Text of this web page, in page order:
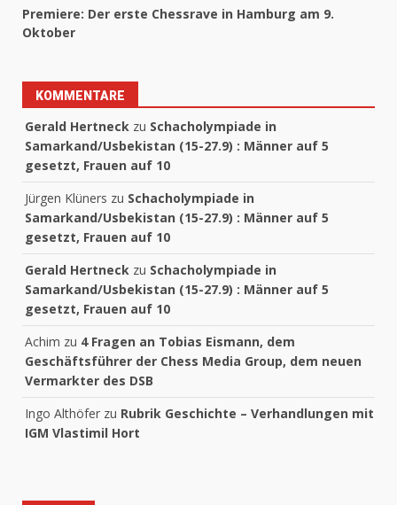
Premiere: Der erste Chessrave in Hamburg am 9.
Oktober
KOMMENTARE
Gerald Hertneck zu Schacholympiade in
Samarkand/Usbekistan (15-27.9) : Männer auf 5
gesetzt, Frauen auf 10
Jürgen Klüners zu Schacholympiade in
Samarkand/Usbekistan (15-27.9) : Männer auf 5
gesetzt, Frauen auf 10
Gerald Hertneck zu Schacholympiade in
Samarkand/Usbekistan (15-27.9) : Männer auf 5
gesetzt, Frauen auf 10
Achim zu 4 Fragen an Tobias Eismann, dem
Geschäftsführer der Chess Media Group, dem neuen
Vermarkter des DSB
Ingo Althöfer zu Rubrik Geschichte – Verhandlungen mit
IGM Vlastimil Hort